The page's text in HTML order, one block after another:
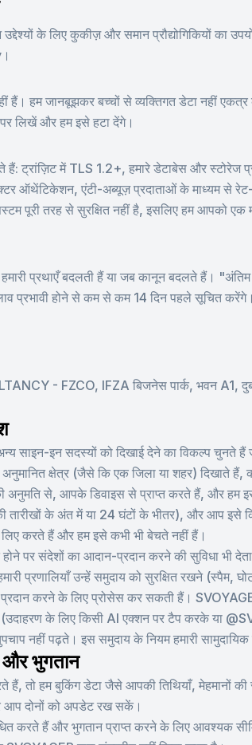
के लिए कुकीज़ और समान प्रौद्योगिकियों का
हैं। हम जानबूझकर बच्चों से व्यक्तिगत डेटा नहीं
लिखें और हम इसे हटा देंगे।
हैं: ट्रांज़िट में TLS 1.2+, हमारे डेटाबेस और
ऑथेंटिकेशन, एंटी-अब्यूज़ प्रदाताओं के माध्यम से
पूरी तरह से सुरक्षित नहीं है, इसलिए हम आपको एक
प्रथाएँ बदलती हैं या जब कानून बदलते हैं। "अंतिम
प्रभावी होने से कम से कम 14 दिन पहले सूचित करेंगे।
- FZCO, IFZA बिजनेस पार्क, भवन A1,
साइन-इन सदस्यों को दिखाई देने का विकल्प चुनते हैं
क्षेत्र (जैसे कि एक जिला या शहर) दिखाते हैं,
अनुमति से, आपके डिवाइस से प्राप्त करते हैं, और
तारीखों के अंत में या 24 घंटों के भीतर), और आप
करते हैं और हम इसे कभी भी बेचते नहीं हैं।
पर संदेशों का आदान-प्रदान करने की सुविधा भी
प्रणालियाँ उन्हें समुदाय को सुरक्षित रखने (स्पैम,
प्रदान करने के लिए प्रोसेस कर सकती हैं।
के लिए किसी AI एक्शन पर टैप करके या
नहीं पढ़ते। इस समुदाय के नियम हमारी
और भुगतान
तो हम बुकिंग डेटा जैसे आपकी तिथियाँ, मेहमानों
आप दोनों को अपडेट रख सकें।
करते हैं और भुगतान प्राप्त करने के लिए आवश्यक